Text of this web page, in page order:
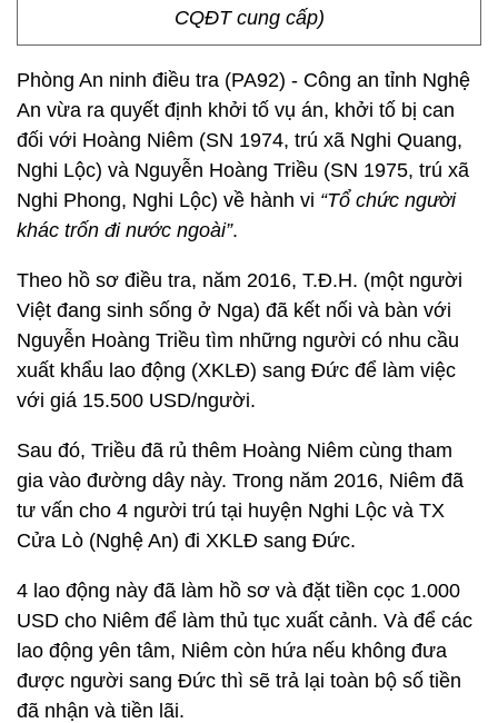
CQĐT cung cấp)
Phòng An ninh điều tra (PA92) - Công an tỉnh Nghệ
An vừa ra quyết định khởi tố vụ án, khởi tố bị can
đối với Hoàng Niêm (SN 1974, trú xã Nghi Quang,
Nghi Lộc) và Nguyễn Hoàng Triều (SN 1975, trú xã
Nghi Phong, Nghi Lộc) về hành vi “Tổ chức người
khác trốn đi nước ngoài”.
Theo hồ sơ điều tra, năm 2016, T.Đ.H. (một người
Việt đang sinh sống ở Nga) đã kết nối và bàn với
Nguyễn Hoàng Triều tìm những người có nhu cầu
xuất khẩu lao động (XKLĐ) sang Đức để làm việc
với giá 15.500 USD/người.
Sau đó, Triều đã rủ thêm Hoàng Niêm cùng tham
gia vào đường dây này. Trong năm 2016, Niêm đã
tư vấn cho 4 người trú tại huyện Nghi Lộc và TX
Cửa Lò (Nghệ An) đi XKLĐ sang Đức.
4 lao động này đã làm hồ sơ và đặt tiền cọc 1.000
USD cho Niêm để làm thủ tục xuất cảnh. Và để các
lao động yên tâm, Niêm còn hứa nếu không đưa
được người sang Đức thì sẽ trả lại toàn bộ số tiền
đã nhận và tiền lãi.